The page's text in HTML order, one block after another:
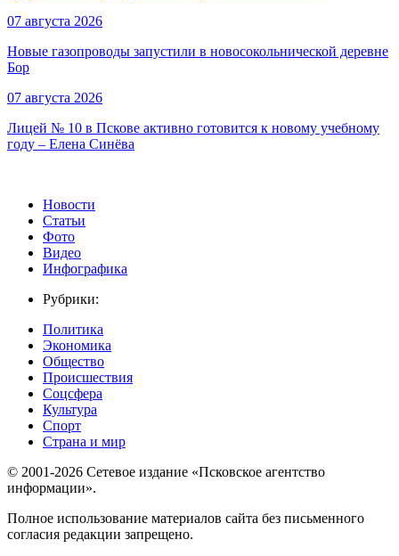
07 августа 2026
Новые газопроводы запустили в новосокольнической деревне
Бор
07 августа 2026
Лицей № 10 в Пскове активно готовится к новому учебному
году – Елена Синёва
Новости
Статьи
Фото
Видео
Инфографика
Рубрики:
Политика
Экономика
Общество
Происшествия
Соцсфера
Культура
Спорт
Страна и мир
© 2001-2026 Сетевое издание «Псковское агентство
информации».
Полное использование материалов сайта без письменного
согласия редакции запрещено.